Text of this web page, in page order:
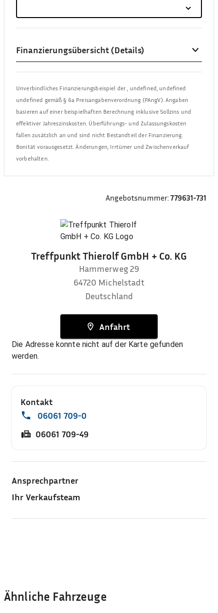
Finanzierungsübersicht (Details)
Unverbindliches Finanzierungsbeispiel der, undefined, undefined
undefined gemäß § 6a Preisangabenverordnung (PAngV). Angaben
basieren auf einer beispielhaften Berechnung inklusive Sollzins und
effektiver Jahreszinskosten. Überführungs- und Zulassungskosten
fallen zusätzlich an und sind nicht Bestandteil der Finanzierung.
Bonität vorausgesetzt. Änderungen, Irrtümer und Zwischenverkauf
vorbehalten.
Angebotsnummer:779631-731
Treffpunkt Thierolf GmbH + Co. KG
Hammerweg 29
64720 Michelstadt
Deutschland
Anfahrt
Die Adresse konnte nicht auf der Karte gefunden
werden.
Kontakt
06061 709-0
06061 709-49
Ansprechpartner
Ihr Verkaufsteam
Ähnliche Fahrzeuge